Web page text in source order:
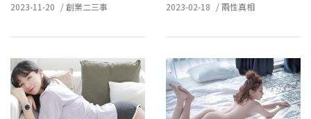
2023-11-20 /創業二三事 2023-02-18 /兩性真相